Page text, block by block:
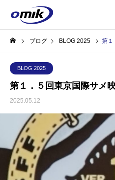
ブログ BLOG 2025 第１
BLOG 2025
第１．５回東京国際サメ
2025.05.12